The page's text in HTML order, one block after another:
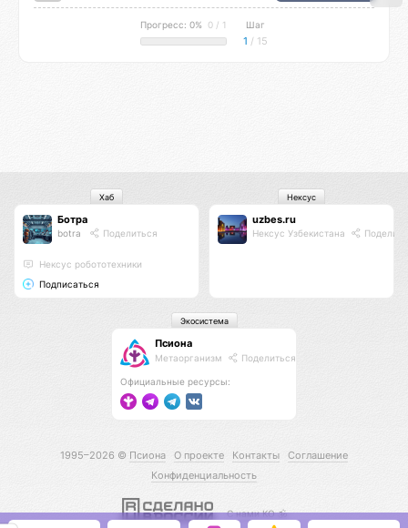
Прогресс: 0% 0 / 1 Шаг
1 / 15
Ботра
botra Поделиться
Нексус робототехники
Подписаться
Хаб
uzbes.ru
Нексус Узбекистана
Нексус
Псиона
Метаорганизм Поделиться
Официальные ресурсы:
Экосистема
1995–2026 © Псиона О проекте Контакты
Соглашение
Конфиденциальность
С нами КО 🕉️